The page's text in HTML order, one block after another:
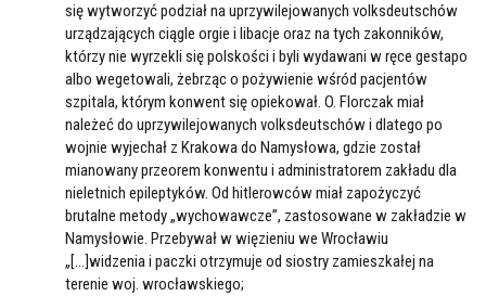
się wytworzyć podział na uprzywilejowanych volksdeutschów
urządzających ciągle orgie i libacje oraz na tych zakonników,
którzy nie wyrzekli się polskości i byli wydawani w ręce gestapo
albo wegetowali, żebrząc o pożywienie wśród pacjentów
szpitala, którym konwent się opiekował. O. Florczak miał
należeć do uprzywilejowanych volksdeutschów i dlatego po
wojnie wyjechał z Krakowa do Namysłowa, gdzie został
mianowany przeorem konwentu i administratorem zakładu dla
nieletnich epileptyków. Od hitlerowców miał zapożyczyć
brutalne metody „wychowawcze”, zastosowane w zakładzie w
Namysłowie. Przebywał w więzieniu we Wrocławiu
„[…]widzenia i paczki otrzymuje od siostry zamieszkałej na
terenie woj. wrocławskiego;